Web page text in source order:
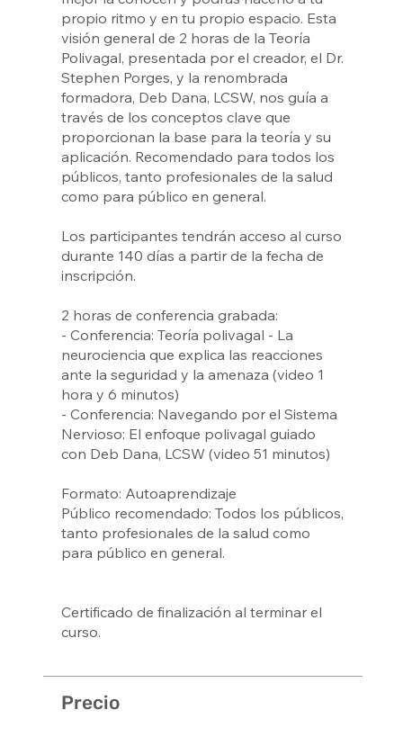
propio ritmo y en tu propio espacio. Esta
visión general de 2 horas de la Teoría
Polivagal, presentada por el creador, el Dr.
Stephen Porges, y la renombrada
formadora, Deb Dana, LCSW, nos guía a
través de los conceptos clave que
proporcionan la base para la teoría y su
aplicación. Recomendado para todos los
públicos, tanto profesionales de la salud
como para público en general.
Los participantes tendrán acceso al curso
durante 140 días a partir de la fecha de
inscripción.
2 horas de conferencia grabada:
- Conferencia: Teoría polivagal - La
neurociencia que explica las reacciones
ante la seguridad y la amenaza (video 1
hora y 6 minutos)
- Conferencia: Navegando por el Sistema
Nervioso: El enfoque polivagal guiado
con Deb Dana, LCSW (video 51 minutos)
Formato: Autoaprendizaje
Público recomendado: Todos los públicos,
tanto profesionales de la salud como
para público en general.
Certificado de finalización al terminar el
curso.
Precio